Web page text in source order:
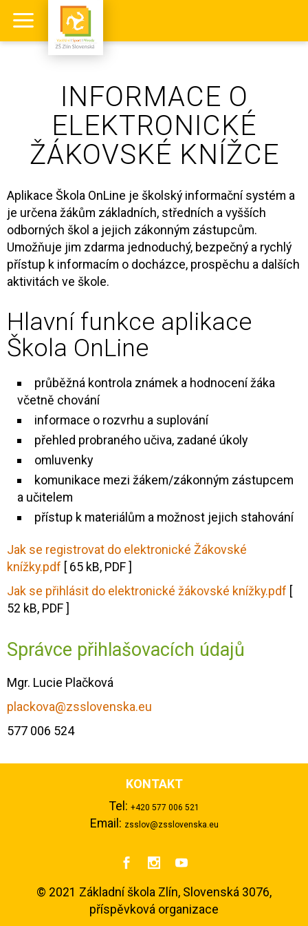
INFORMACE O
ELEKTRONICKÉ
ŽÁKOVSKÉ KNÍŽCE
Aplikace Škola OnLine je školský informační systém a
je určena žákům základních, středních a vyšších
odborných škol a jejich zákonným zástupcům.
Umožňuje jim zdarma jednoduchý, bezpečný a rychlý
přístup k informacím o docházce, prospěchu a dalších
aktivitách ve škole.
Hlavní funkce aplikace
Škola OnLine
průběžná kontrola známek a hodnocení žáka
včetně chování
informace o rozvrhu a suplování
přehled probraného učiva, zadané úkoly
omluvenky
komunikace mezi žákem/zákonným zástupcem
a učitelem
přístup k materiálům a možnost jejich stahování
Jak se registrovat do elektronické Žákovské
knížky.pdf [ 65 kB, PDF ]
Jak se přihlásit do elektronické žákovské knížky.pdf [
52 kB, PDF ]
Správce přihlašovacích údajů
Mgr. Lucie Plačková
plackova@zsslovenska.eu
577 006 524
KONTAKT
Tel: +420 577 006 521
Email: zsslov@zsslovenska.eu
  
© 2021 Základní škola Zlín, Slovenská 3076,
příspěvková organizace